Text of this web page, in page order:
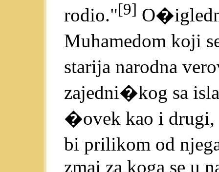
rodio."[9]
Muhamedom koji
starija narodna
zajedni�kog sa
�ovek kao i drugi,
bi prilikom od
zmaj za koga se u